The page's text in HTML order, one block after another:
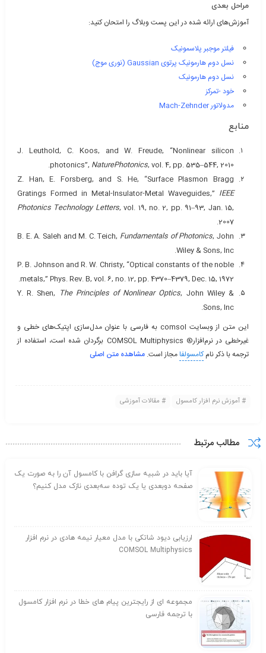
مراحل بعدی
آموزش‌های ارائه شده در این پست وبلاگ را امتحان کنید:
فیلتر موجبر پلاسمونیک
نسل دوم هارمونیک پرتوی Gaussian (نوری موج)
نسل دوم هارمونیک
خود -تمرکز
مدولاتور Mach-Zehnder
منابع
J. Leuthold, C. Koos, and W. Freude, “Nonlinear silicon
photonics”, NaturePhotonics, vol. 4, pp. 535–544, 2010.
Z. Han, E. Forsberg, and S. He, “Surface Plasmon Bragg
Gratings Formed in Metal-Insulator-Metal Waveguides,” IEEE
Photonics Technology Letters, vol. 19, no. 2, pp. 91–93, Jan. 15,
2007.
B. E. A. Saleh and M. C. Teich, Fundamentals of Photonics, John
Wiley & Sons, Inc.
P. B. Johnson and R. W. Christy, “Optical constants of the noble
metals,” Phys. Rev. B, vol. 6, no. 12, pp. 4370–4379, Dec. 15, 1972.
Y. R. Shen, The Principles of Nonlinear Optics, John Wiley &
Sons, Inc.
این متن از وبسایت comsol به فارسی با عنوان مدل‌سازی اپتیک‌های خطی و
غیرخطی در نرم‌افزار® COMSOL Multiphysics برگردان شده است، استفاده از
ترجمه با ذکر نامکامسولفامجاز است. مشاهده متن اصلی
آموزش نرم افزار کامسول مقالات آموزشی
مطالب مرتبط
آیا باید در شبیه سازی گرافن با کامسول آن را به صورت یک
صفحه دوبعدی یا یک توده سه‌بعدی نازک مدل کنیم؟
ارزیابی دیود شاتکی با مدل معیار نیمه هادی در نرم افزار
COMSOL Multiphysics
مجموعه ای از رایجترین پیام های خطا در نرم افزار کامسول
با ترجمه فارسی